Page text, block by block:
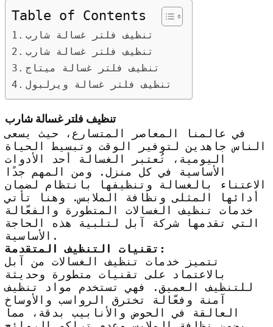
Table of Contents
تنظيف فلتر غسالة شارب
تنظيف فلتر غسالة شارب
تنظيف فلتر غسالة ميتاج
تنظيف فلتر غسالة ويرلبول
تنظيف فلتر غسالة شارب
في عالمنا المعاصر المتسارع، حيث يسعى
الناس جاهدين لتوفير الوقت وتبسيط الحياة
اليومية، تُعتبر الغسالة أحد الأدوات
الأساسية في كل منزل. ومن المهم جدًا
الاعتناء بالغسالة وتنظيفها بانتظام لضمان
أدائها المثلى ونظافة الملابس. وهنا تأتي
خدمات تنظيف الغسالات المتطورة والفعّالة
التي تقدمها شركة آبل لتلبية هذه الحاجة
الأساسية.
تقنيات التنظيف المتقدمة:
تتميز خدمات تنظيف الغسالات من آبل
بالاعتماد على تقنيات متطورة وحديثة
للتنظيف العميق. فهي تستخدم مواد تنظيف
آمنة وفعّالة تخترق الرواسب والأوساخ
العالقة في الحوض والأنابيب بدقة، مما